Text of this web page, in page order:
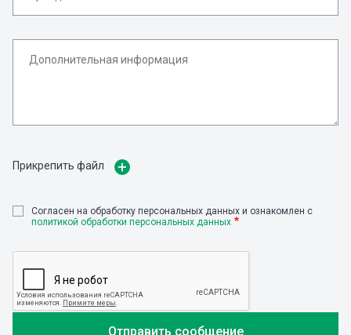
Прикрепить файл
Cогласен на обработку персональных данных и ознакомлен с
политикой обработки персональных данных